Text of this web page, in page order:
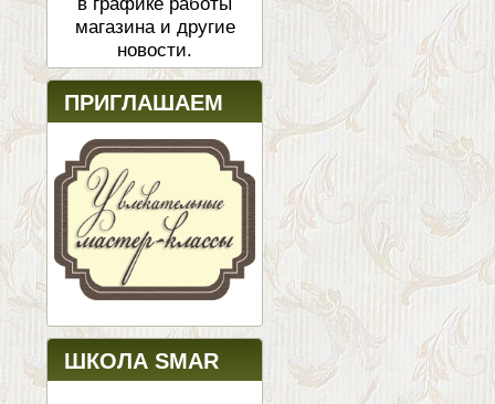
магазина и другие
новости.
ПРИГЛАШАЕМ
ШКОЛА SMAR